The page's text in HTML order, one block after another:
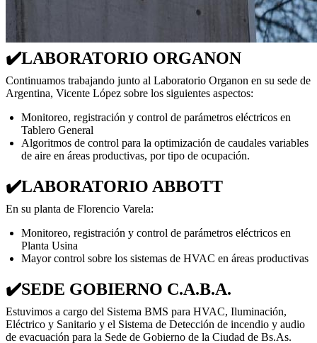
✔️LABORATORIO ORGANON
Continuamos trabajando junto al Laboratorio Organon en su sede de
Argentina, Vicente López sobre los siguientes aspectos:
Monitoreo, registración y control de parámetros eléctricos en
Tablero General
Algoritmos de control para la optimización de caudales variables
de aire en áreas productivas, por tipo de ocupación.
✔️LABORATORIO ABBOTT
En su planta de Florencio Varela:
Monitoreo, registración y control de parámetros eléctricos en
Planta Usina
Mayor control sobre los sistemas de HVAC en áreas productivas
✔️SEDE GOBIERNO C.A.B.A.
Estuvimos a cargo del Sistema BMS para HVAC, Iluminación,
Eléctrico y Sanitario y el Sistema de Detección de incendio y audio
de evacuación para la Sede de Gobierno de la Ciudad de Bs.As.